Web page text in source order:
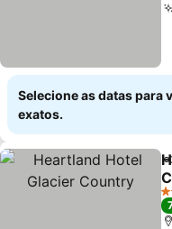
Selecione as datas para
exatos.
3